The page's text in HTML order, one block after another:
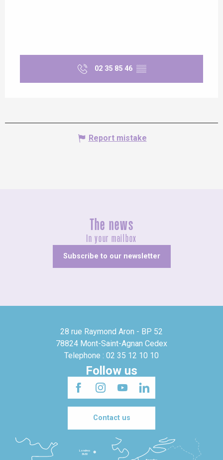
02 35 85 46 ▒▒
Report mistake
The news
In your mailbox
Subscribe to our newsletter
28 rue Raymond Aron - BP 52
78824 Mont-Saint-Agnan Cedex
Telephone : 02 35 12 10 10
Follow us
Contact us
Londres
3h30